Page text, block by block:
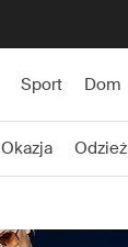
Sport Dom
Okazja Odzież